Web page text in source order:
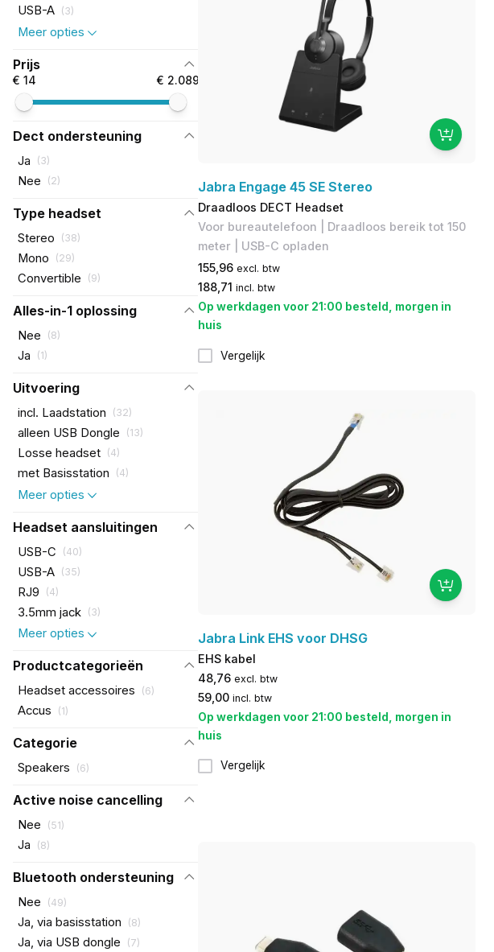
USB-A (3)
Meer opties
Prijs
€ 14 € 2.089
Dect ondersteuning
Ja (3)
Nee (2)
Type headset
Stereo (38)
Mono (29)
Convertible (9)
Alles-in-1 oplossing
Nee (8)
Ja (1)
Uitvoering
incl. Laadstation (32)
alleen USB Dongle (13)
Losse headset (4)
met Basisstation (4)
Meer opties
Headset aansluitingen
USB-C (40)
USB-A (35)
RJ9 (4)
3.5mm jack (3)
Meer opties
Productcategorieën
Headset accessoires (6)
Accus (1)
Categorie
Speakers (6)
Active noise cancelling
Nee (51)
Ja (8)
Bluetooth ondersteuning
Nee (49)
Ja, via basisstation (8)
Ja, via USB dongle (7)
Jabra Engage 45 SE Stereo
Draadloos DECT Headset
Voor bureautelefoon | Draadloos bereik tot 150
meter | USB-C opladen
155,96 excl. btw
188,71 incl. btw
Op werkdagen voor 21:00 besteld, morgen in
huis
Vergelijk
Jabra Link EHS voor DHSG
EHS kabel
48,76 excl. btw
59,00 incl. btw
Op werkdagen voor 21:00 besteld, morgen in
huis
Vergelijk